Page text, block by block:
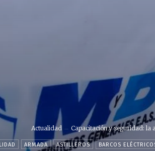
Actualidad Capacitación y seguridad: la
ARMADA ASTILLEROS BARCOS